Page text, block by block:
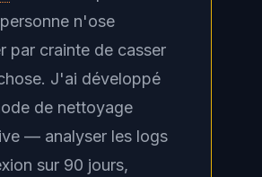
n'ose
par crainte de casser
J'ai développé
de nettoyage
— analyser les logs
sur 90 jours,